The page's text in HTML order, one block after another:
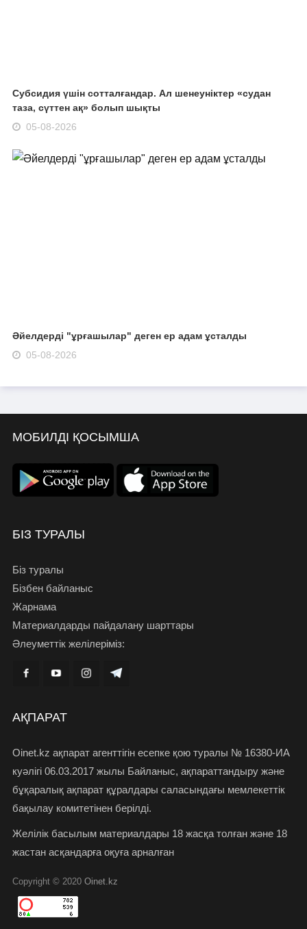
Субсидия үшін сотталғандар. Ал шенеуніктер «судан
таза, сүттен ақ» болып шықты
05-08-2026
Әйелдерді "ұрғашылар" деген ер адам ұсталды
05-08-2026
МОБИЛДІ ҚОСЫМША
БІЗ ТУРАЛЫ
Біз туралы
Бізбен байланыс
Жарнама
Материалдарды пайдалану шарттары
Әлеуметтік желілеріміз:
АҚПАРАТ
Oinet.kz ақпарат агенттігін есепке қою туралы № 16380-ИА
куәлігі 06.03.2017 жылы Байланыс, ақпараттандыру және
бұқаралық ақпарат құралдары саласындағы мемлекеттік
бақылау комитетінен берілді.
Желілік басылым материалдары 18 жасқа толған және 18
жастан асқандарға оқуға арналған
Copyright © 2020 Oinet.kz